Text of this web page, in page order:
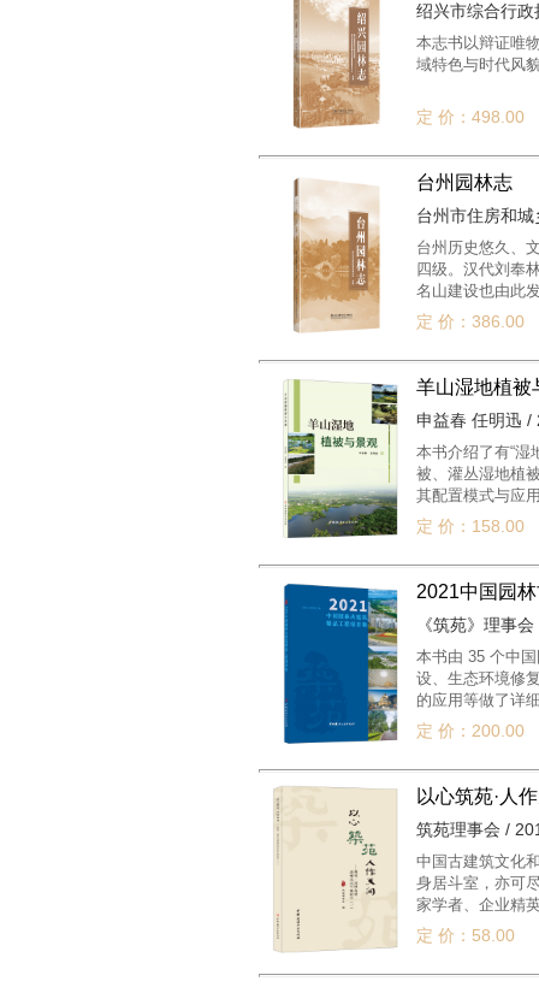
绍兴市综合行
本志书以辩证唯
域特色与时代风
定 价：498.00
台州园林志
台州市住房和
台州历史悠久、
四级。汉代刘奉
名山建设也由此
定 价：386.00
羊山湿地植被
申益春 任明迅 /
本书介绍了有“湿
被、灌丛湿地植
其配置模式与应
为风景园林规划
定 价：158.00
2021中国园
《筑苑》理事
本书由 35 个中
设、生态环境修
的应用等做了详
范意义和参考价
可以作为本科和
定 价：200.00
以心筑苑·人
筑苑理事会 /
中国古建筑文化
身居斗室，亦可
家学者、企业精
阳组织召开园林
视野下的民族建
望本文集能为青
定 价：58.00